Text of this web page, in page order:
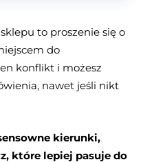
to proszenie się o
do
konflikt i możesz
nawet jeśli nikt
kierunki,
które lepiej pasuje do